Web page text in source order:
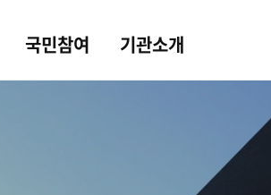
국민참여 기관소개